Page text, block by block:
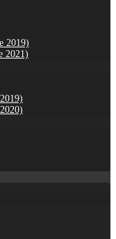
2019)
2021)